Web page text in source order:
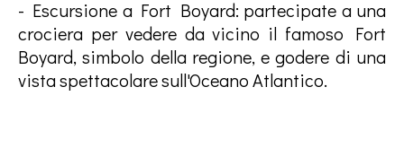
- Escursione a Fort Boyard: partecipate a una
crociera per vedere da vicino il famoso Fort
Boyard, simbolo della regione, e godere di una
vista spettacolare sull'Oceano Atlantico.